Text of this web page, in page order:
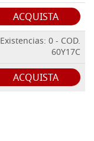
ACQUISTA
Existencias: 0 - COD.
60Y17C
ACQUISTA